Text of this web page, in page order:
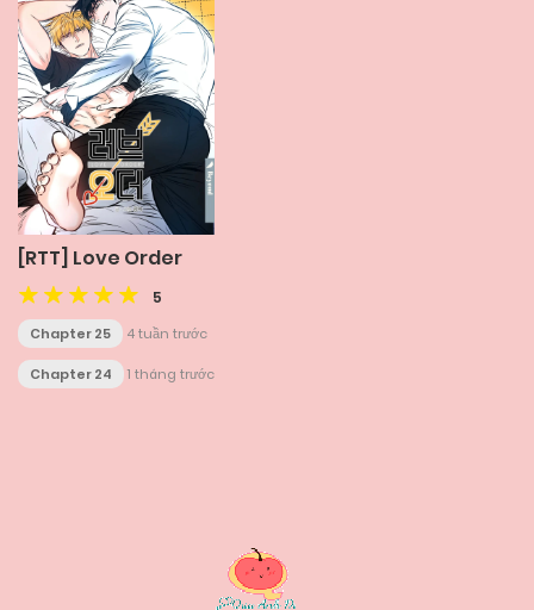
[RTT] Love Order
5
Chapter 25 4 tuần trước
Chapter 24 1 tháng trước